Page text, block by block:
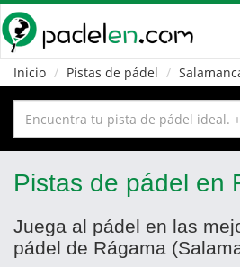
Inicio
Pistas de pádel
Pistas de pádel en
Juega al pádel en las
pádel de Rágama